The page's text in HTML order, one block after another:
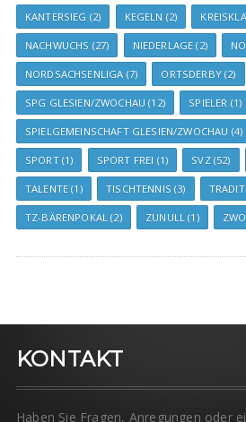
KANTERSIEG (2) KEGELN (2)
NACHWUCHS (27) NIEDERLAGE (2)
NORDSACHSENLIGA (7) ORTSDERBY(2)
SPG GLESIEN/ZWOCHAU (12) SPIELER (1)
SPIELGEMEINSCHAFT GLESIEN/ZWOCHAU (4)
SPORT(1) SPORT FREI (1) SVZ(52)
TALENTE (1) TISCHTENNIS (3)
TZ-BÄRENPOKAL (2) ZUNULL (1)
KONTAKT
Haben Sie Fragen, Anregungen oder